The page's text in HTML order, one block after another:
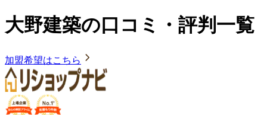
大野建築の口コミ・評判一覧
加盟希望はこちら